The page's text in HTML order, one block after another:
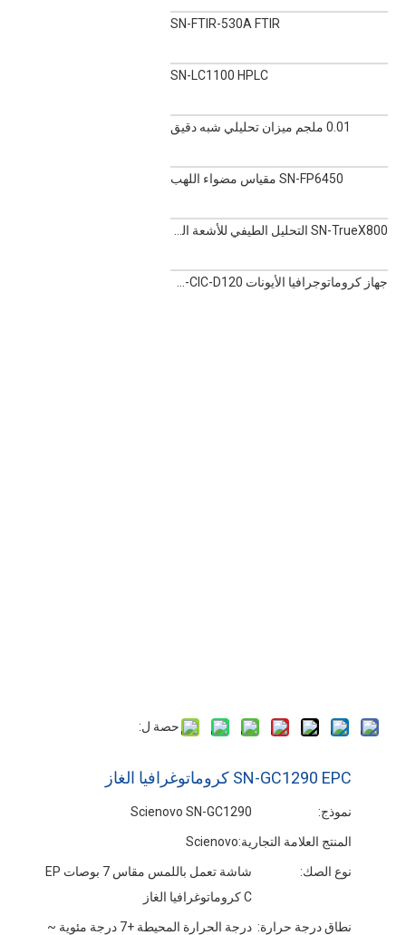
SN-FTIR-530A FTIR
SN-LC1100 HPLC
0.01 ملجم ميزان تحليلي شبه دقيق
SN-FP6450 مقياس مضواء اللهب
حصة ل:
SN-GC1290 EPC كروماتوغرافيا الغاز
نموذج: Scienovo SN-GC1290
المنتج العلامة التجارية:Scienovo
نوع الصك:
شاشة تعمل باللمس مقاس 7 بوصات EP
C كروماتوغرافيا الغاز
نطاق درجة حرارة:
درجة الحرارة المحيطة +7 درجة مئوية ~